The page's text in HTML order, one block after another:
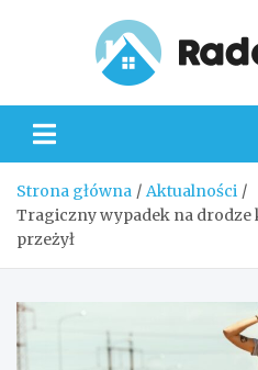
Strona główna
Aktualności
Tragiczny wypadek na drodze
przeżył